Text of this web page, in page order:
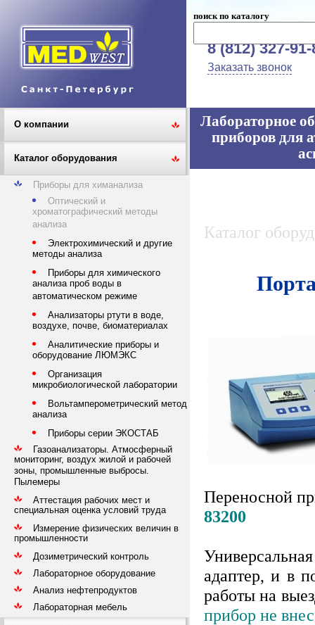
поиск по каталогу
8 (812) 327-91-
Заказать звонок
О компании
Каталог оборудования
Приборы для химанализа
Оптический и
хроматографический методы
анализа
Электрохимический и другие
методы анализа
Приборы для химического
анализа проб воды в
автоматическом режиме
Анализаторы ртути в воде,
воздухе, почве, биоматериалах
Аналитические приборы и
оборудование ЛЮМЭКС
Организация
микробиологической лаборатории
Вольтамперометрический метод
анализа
Приборы серии ЭКОСТАБ
Газоанализаторы. Атмосферный
мониторинг, воздух жилой и рабочей
зоны, промышленные выбросы.
Пылемеры
Аттестация рабочих мест и
специальная оценка условий труда
Измерение физических величин в
промышленности
Дозиметрический контроль
Лабораторное оборудование
Анализ нефтепродуктов
Лабораторная мебель
Лабораторное
приборов для
Каталог
Переносной
83200
адаптер, и в
работы на
прибор не